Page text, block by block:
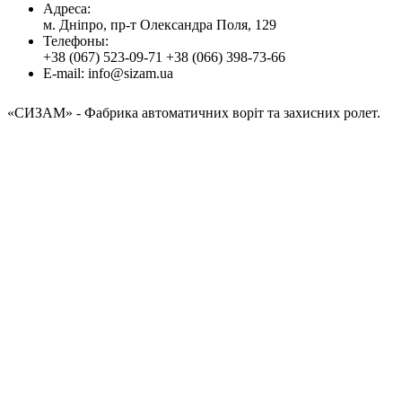
Адресa:
м. Дніпро, пр-т Олександра Поля, 129
Телефоны:
+38 (067) 523-09-71 +38 (066) 398-73-66
E-mail: info@sizam.ua
«СИЗАМ» - Фабрика автоматичних воріт та захисних ролет.